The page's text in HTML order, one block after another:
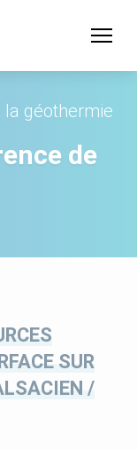
géothermie
de
SUR
/